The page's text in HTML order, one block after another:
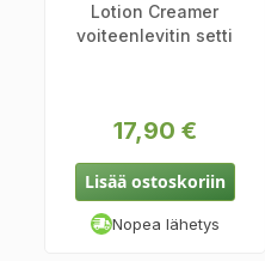
Lotion Creamer
voiteenlevitin setti
17,90 €
Lisää ostoskoriin
Nopea lähetys